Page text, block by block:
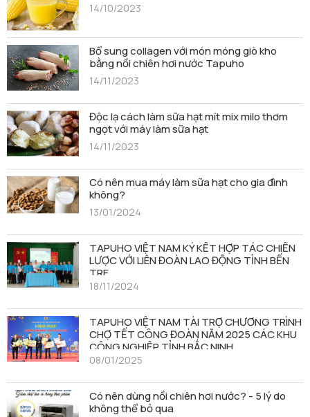
14/10/2023
Bổ sung collagen với món móng giò kho
bằng nồi chiên hơi nước Tapuho
14/11/2023
Độc lạ cách làm sữa hạt mít mix milo thơm
ngọt với máy làm sữa hạt
14/11/2023
Có nên mua máy làm sữa hạt cho gia đình
không?
13/01/2024
TAPUHO VIỆT NAM KÝ KẾT HỢP TÁC CHIẾN
LƯỢC VỚI LIÊN ĐOÀN LAO ĐỘNG TỈNH BẾN
TRE
18/11/2024
TAPUHO VIỆT NAM TÀI TRỢ CHƯƠNG TRÌNH
CHỢ TẾT CÔNG ĐOÀN NĂM 2025 CÁC KHU
CÔNG NGHIỆP TỈNH BẮC NINH
08/01/2025
Có nên dùng nồi chiên hơi nước? - 5 lý do
không thể bỏ qua